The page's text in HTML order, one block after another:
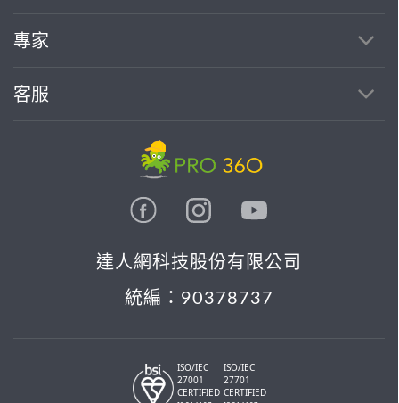
專家
客服
達人網科技股份有限公司
統編：90378737
ISO/IEC
27001
CERTIFIED
ISO/IEC
27701
CERTIFIED